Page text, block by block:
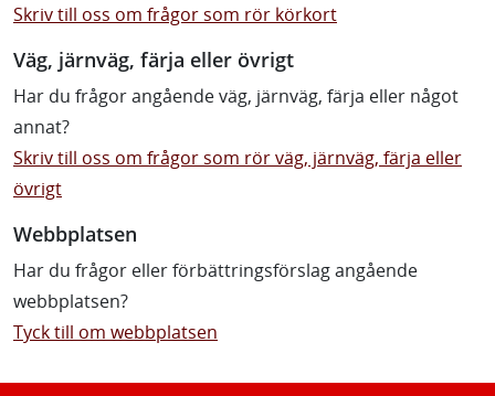
Skriv till oss om frågor som rör körkort
Väg, järnväg, färja eller övrigt
Har du frågor angående väg, järnväg, färja eller något
annat?
Skriv till oss om frågor som rör väg, järnväg, färja eller
övrigt
Webbplatsen
Har du frågor eller förbättringsförslag angående
webbplatsen?
Tyck till om webbplatsen